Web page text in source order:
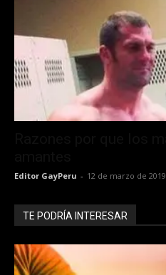
Editor GayPeru - 12 de marzo de 2019
TE PODRÍA INTERESAR